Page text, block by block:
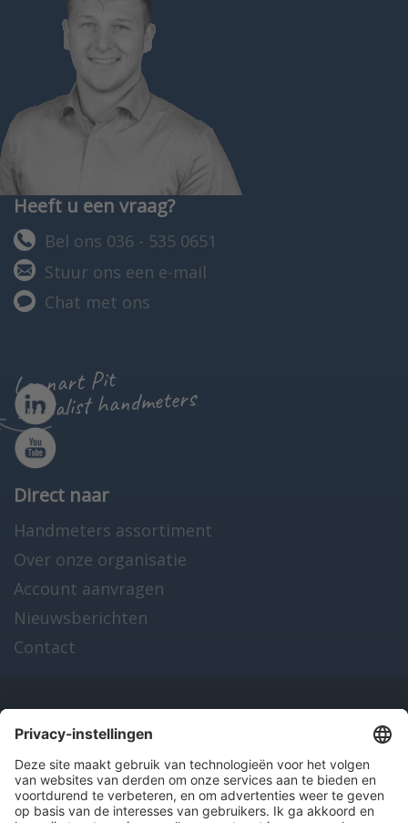
Heeft u een vraag?
Bel ons 036 - 535 0651
Stuur ons een e-mail
Chat met ons
Lennart Pit
specialist handmeters
Direct naar
Handmeters assortiment
Over onze organisatie
Account aanvragen
Nieuwsberichten
Contact
Onze producten
en diensten
Over Hitma